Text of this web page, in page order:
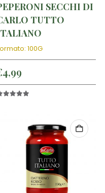
SECCHI DI
TUTTO
100G
4,99